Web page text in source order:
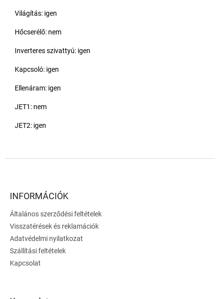
Világítás: igen
Hőcserélő: nem
Inverteres szivattyú: igen
Kapcsoló: igen
Ellenáram: igen
JET1: nem
JET2: igen
INFORMÁCIÓK
Általános szerződési feltételek
Visszatérések és reklamációk
Adatvédelmi nyilatkozat
Szállítási feltételek
Kapcsolat